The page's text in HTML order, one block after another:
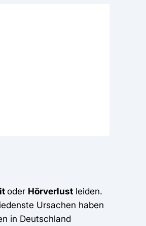
oder Hörverlust leiden.
Ursachen haben
in Deutschland